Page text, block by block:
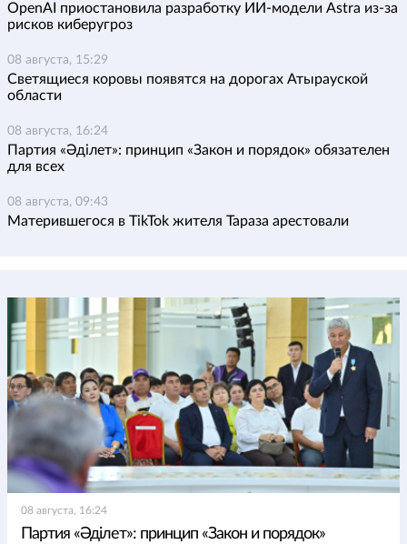
OpenAI приостановила разработку ИИ-модели Astra из-за
рисков киберугроз
08 августа, 15:29
Светящиеся коровы появятся на дорогах Атырауской
области
08 августа, 16:24
Партия «Әділет»: принцип «Закон и порядок» обязателен
для всех
08 августа, 09:43
Матерившегося в TikTok жителя Тараза арестовали
08 августа, 16:24
Партия «Әділет»: принцип «Закон и порядок»